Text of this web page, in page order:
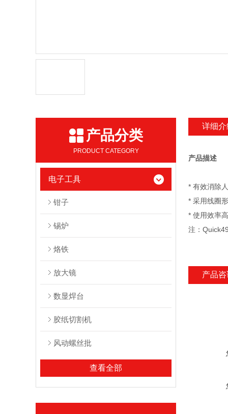
产品分类
PRODUCT CATEGORY
电子工具
钳子
锡炉
烙铁
放大镜
数显焊台
胶纸切割机
风动螺丝批
查看全部
详细介
产品描述
* 有效消除
* 采用线圈
* 使用效率
注：
产品